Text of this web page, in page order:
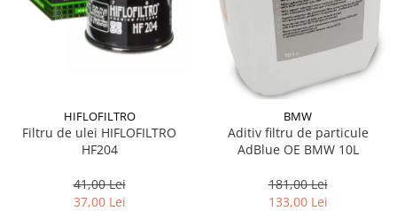
HIFLOFILTRO
Filtru de ulei HIFLOFILTRO
HF204
41,00 Lei
37,00 Lei
BMW
Aditiv filtru de particule
AdBlue OE BMW 10L
181,00 Lei
133,00 Lei